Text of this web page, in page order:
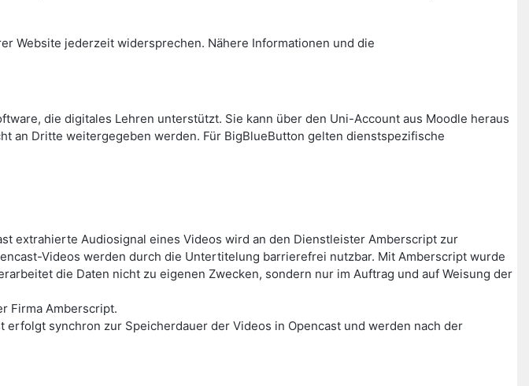
Website jederzeit widersprechen. Nähere Informationen und die
die digitales Lehren unterstützt. Sie kann über den Uni-Account aus Moodle heraus
an Dritte weitergegeben werden. Für BigBlueButton gelten dienstspezifische
extrahierte Audiosignal eines Videos wird an den Dienstleister Amberscript zur
Videos werden durch die Untertitelung barrierefrei nutzbar. Mit Amberscript wurde
die Daten nicht zu eigenen Zwecken, sondern nur im Auftrag und auf Weisung der
Firma Amberscript.
synchron zur Speicherdauer der Videos in Opencast und werden nach der